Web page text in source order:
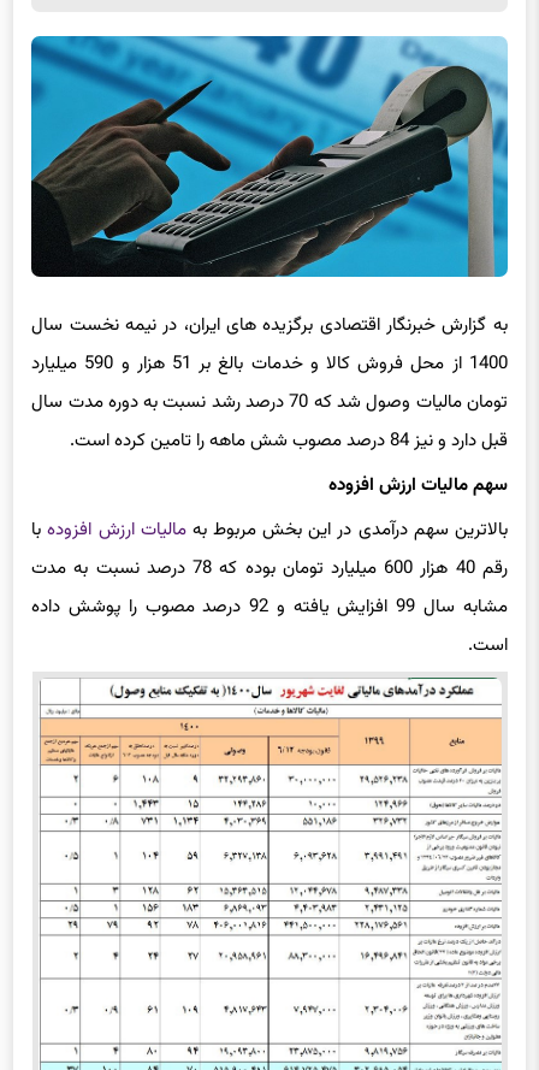
به گزارش خبرنگار اقتصادی برگزیده های ایران،‌ در نیمه نخست سال
1400 از محل فروش کالا و خدمات بالغ بر 51 هزار و 590 میلیارد
تومان مالیات وصول شد که 70 درصد رشد نسبت به دوره مدت سال
قبل دارد و نیز 84 درصد مصوب شش ماهه را تامین کرده است.
سهم مالیات ارزش افزوده
بالاترین سهم درآمدی در این بخش مربوط بهمالیات ارزش افزودهبا
رقم 40 هزار 600 میلیارد تومان بوده که 78 درصد نسبت به مدت
مشابه سال 99 افزایش یافته و 92 درصد مصوب را پوشش داده
است.